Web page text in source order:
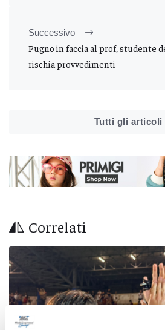
Successivo
Pugno in faccia al prof, studente
rischia provvedimenti
Tutti gli articoli
Correlati